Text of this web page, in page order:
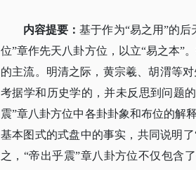
内容提要：基于作为“易之用”的
位”章作先天八卦方位，以立“易之本”
的主流。明清之际，黄宗羲、胡渭等
考据学和历史学的，并未反思到问题
震”章八卦方位中各卦卦象和布位的解
基本图式的式盘中的事实，共同说明
之，“帝出乎震”章八卦方位不仅包含